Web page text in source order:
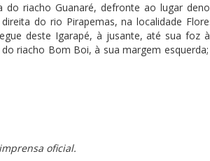
riacho Guanaré, defronte ao lugar
do rio Pirapemas, na localidade
deste Igarapé, à jusante, até sua foz
riacho Bom Boi, à sua margem
oficial.